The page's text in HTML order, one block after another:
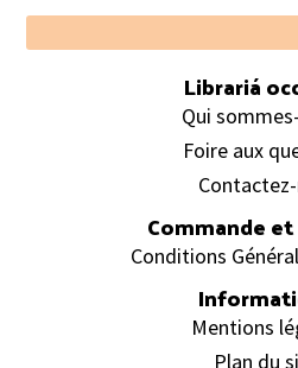
Footer
Librariá
Qui
Foire aux
Commande
Conditions
Mentions
Plan du